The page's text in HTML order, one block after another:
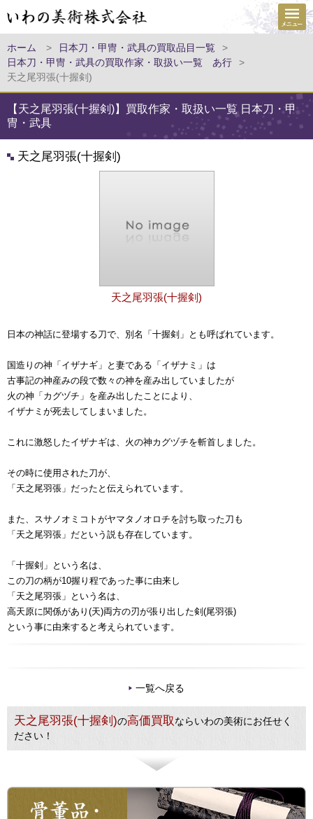
ホーム > 日本刀・甲冑・武具の買取品目一覧
>
日本刀・甲冑・武具の買取作家・取扱い一覧 あ行
>
天之尾羽張(十握剣)
【天之尾羽張(十握剣)】買取作家・取扱い一覧 日本刀・甲
冑・武具
天之尾羽張(十握剣)
天之尾羽張(十握剣)
日本の神話に登場する刀で、別名「十握剣」とも呼ばれています。
国造りの神「イザナギ」と妻である「イザナミ」は
古事記の神産みの段で数々の神を産み出していましたが
火の神「カグヅチ」を産み出したことにより、
イザナミが死去してしまいました。
これに激怒したイザナギは、火の神カグヅチを斬首しました。
その時に使用された刀が、
「天之尾羽張」だったと伝えられています。
また、スサノオミコトがヤマタノオロチを討ち取った刀も
「天之尾羽張」だという説も存在しています。
「十握剣」という名は、
この刀の柄が10握り程であった事に由来し
「天之尾羽張」という名は、
高天原に関係があり(天)両方の刃が張り出した剣(尾羽張)
という事に由来すると考えられています。
一覧へ戻る
天之尾羽張(十握剣)の高価買取ならいわの美術にお任せく
ださい！